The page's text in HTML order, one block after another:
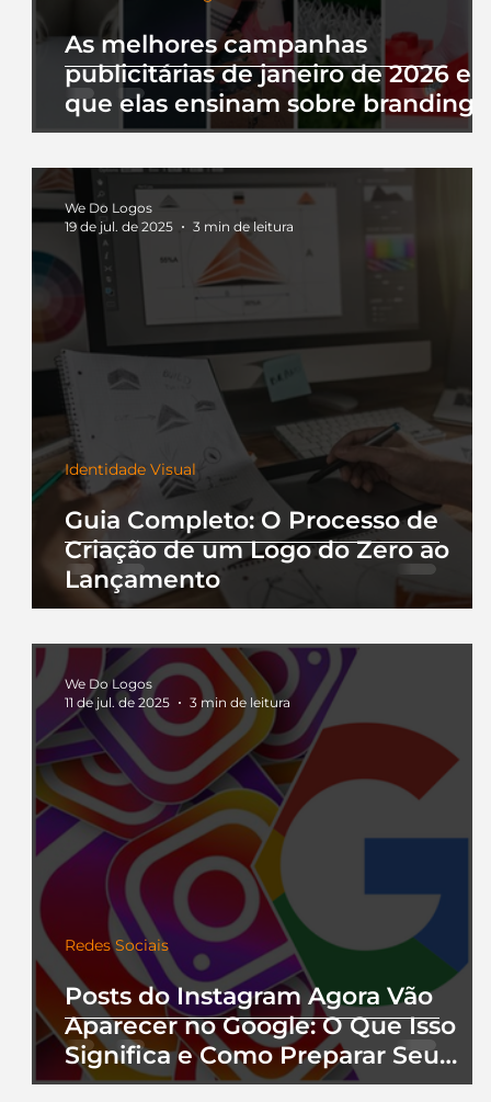
As melhores campanhas
publicitárias de janeiro de 2026 e
que elas ensinam sobre branding
Guia Completo: O Processo de
Criação de um Logo do Zero ao
Lançamento
Identidade Visual
We Do Logos
19 de jul. de 2025
3 min de leitura
Posts do Instagram Agora Vão
Aparecer no Google: O Que Isso
Significa e Como Preparar Seu
Perfil
Redes Sociais
We Do Logos
11 de jul. de 2025
3 min de leitura